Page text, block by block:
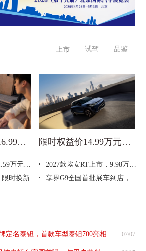
上市 试驾 品鉴
国补预售权益价16.99万元起，别克至境L7纯电开启预售 限时权益价14.99万元起，全新一代smart精灵1号上市
能SUV全面进阶
2027款埃安RT上市，9.98万元起
20.18万元起
享界G9全国首批展车到店，预售价43.98万元起
定名泰钽，首款车型泰钽700亮相 07/07